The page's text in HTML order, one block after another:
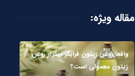
مقاله ویژه:
واقعا روغن زیتون فرابکر بهتر از روغن
زیتون معمولی است؟